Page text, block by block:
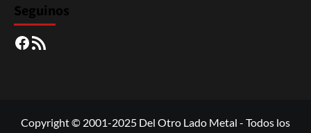
Seguinos
Facebook
RSS
Copyright © 2001-2025 Del Otro Lado Metal - Todos los